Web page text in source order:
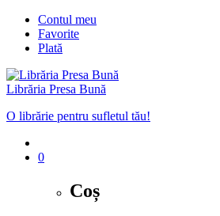
Contul meu
Favorite
Plată
Librăria Presa Bună
O librărie pentru sufletul tău!
0
Coș